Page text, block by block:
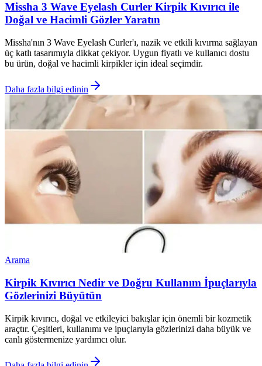
Missha 3 Wave Eyelash Curler Kirpik Kıvırıcı ile
Doğal ve Hacimli Gözler Yaratın
Missha'nın 3 Wave Eyelash Curler'ı, nazik ve etkili kıvırma sağlayan
üç katlı tasarımıyla dikkat çekiyor. Uygun fiyatlı ve kullanıcı dostu
bu ürün, doğal ve hacimli kirpikler için ideal seçimdir.
Daha fazla bilgi edinin
Arama
Kirpik Kıvırıcı Nedir ve Doğru Kullanım İpuçlarıyla
Gözlerinizi Büyütün
Kirpik kıvırıcı, doğal ve etkileyici bakışlar için önemli bir kozmetik
araçtır. Çeşitleri, kullanımı ve ipuçlarıyla gözlerinizi daha büyük ve
canlı göstermenize yardımcı olur.